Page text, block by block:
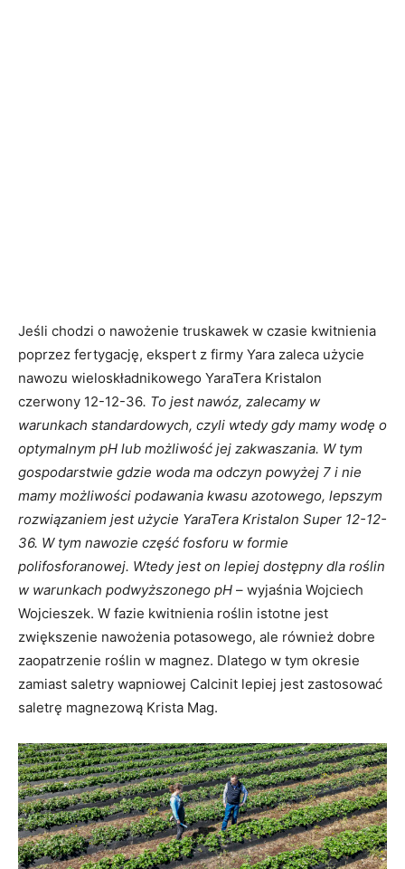
Jeśli chodzi o nawożenie truskawek w czasie kwitnienia
poprzez fertygację, ekspert z firmy Yara zaleca użycie
nawozu wieloskładnikowego YaraTera Kristalon
czerwony 12-12-36. To jest nawóz, zalecamy w
warunkach standardowych, czyli wtedy gdy mamy wodę o
optymalnym pH lub możliwość jej zakwaszania. W tym
gospodarstwie gdzie woda ma odczyn powyżej 7 i nie
mamy możliwości podawania kwasu azotowego, lepszym
rozwiązaniem jest użycie YaraTera Kristalon Super 12-12-
36. W tym nawozie część fosforu w formie
polifosforanowej. Wtedy jest on lepiej dostępny dla roślin
w warunkach podwyższonego pH – wyjaśnia Wojciech
Wojcieszek. W fazie kwitnienia roślin istotne jest
zwiększenie nawożenia potasowego, ale również dobre
zaopatrzenie roślin w magnez. Dlatego w tym okresie
zamiast saletry wapniowej Calcinit lepiej jest zastosować
saletrę magnezową Krista Mag.